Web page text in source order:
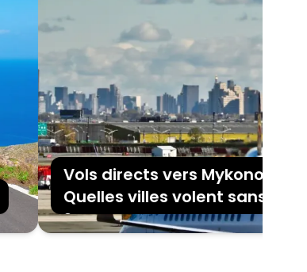
Vols directs vers Mykonos en
Quelles villes volent sans escale
?